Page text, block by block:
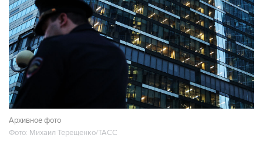
Архивное фото
Фото: Михаил Терещенко/ТАСС